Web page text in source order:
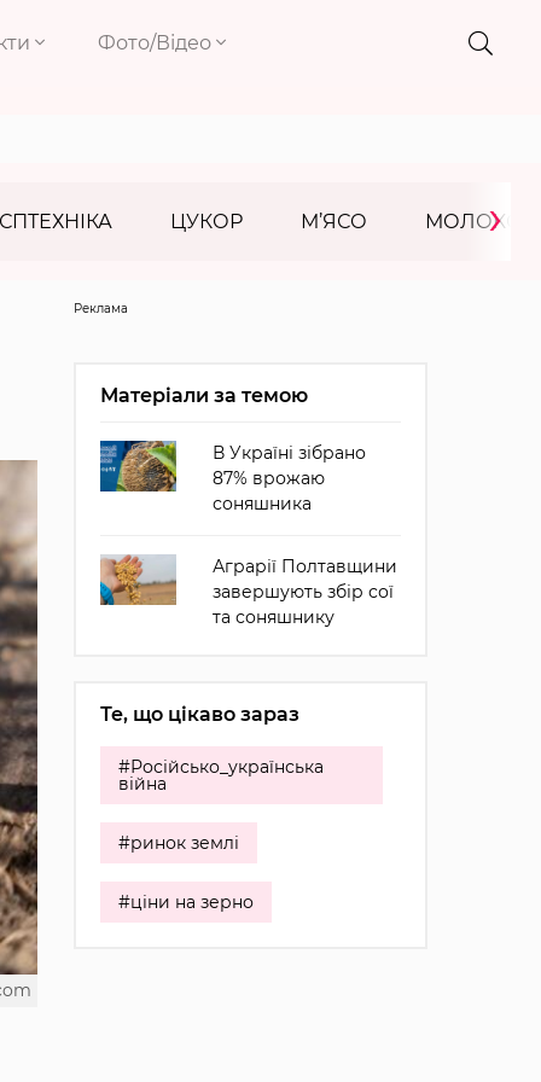
Фото/Відео
ЦУКОР М’ЯСО МОЛОКО
›
Реклама
Матеріали за темою
В Україні зібрано
87% врожаю
соняшника
Аграрії Полтавщини
завершують збір сої
та соняшнику
Те, що цікаво зараз
#Російсько_українська
війна
#ринок землі
#ціни на зерно